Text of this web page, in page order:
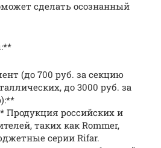
сделать осознанный
(до 700 руб. за секцию
до 3000 руб. за
Продукция российских и
таких как Rommer,
серии Rifar.